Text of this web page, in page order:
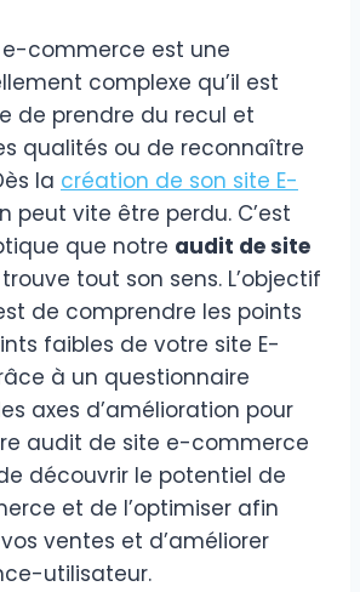
e-commerce est une
complexe qu’il est
de prendre du recul et
qualités ou de reconnaître
la création de son site E-
peut vite être perdu. C’est
que notre audit de site
trouve tout son sens. L’objectif
de comprendre les points
faibles de votre site E-
à un questionnaire
axes d’amélioration pour
audit de site e-commerce
découvrir le potentiel de
et de l’optimiser afin
ventes et d’améliorer
utilisateur.